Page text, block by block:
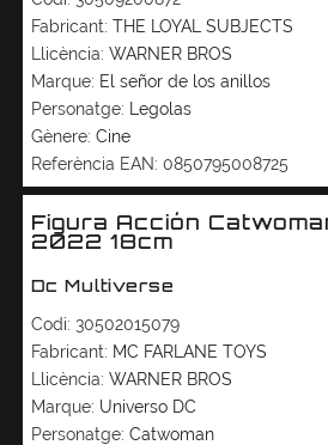
Fabricant: THE LOYAL SUBJECTS
Llicència: WARNER BROS
Marque: El señor de los anillos
Personatge:
Legolas
Gènere: Cine
Referència EAN: 0850795008725
Figura Acción
2022 18cm
Dc Multiverse
Codi: 30502015079
Fabricant: MC FARLANE TOYS
Llicència: WARNER BROS
Marque: Universo DC
Personatge: Catwoman